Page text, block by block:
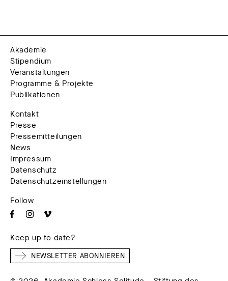
Akademie
Stipendium
Veranstaltungen
Programme & Projekte
Publikationen
Kontakt
Presse
Pressemitteilungen
News
Impressum
Datenschutz
Datenschutzeinstellungen
Follow
Keep up to date?
NEWSLETTER ABONNIEREN